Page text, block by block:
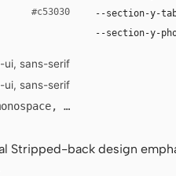
#c53030
ui, sans-serif
ui, sans-serif
Menlo, monospace
--section-y-
--section-y-
Stripped-back design